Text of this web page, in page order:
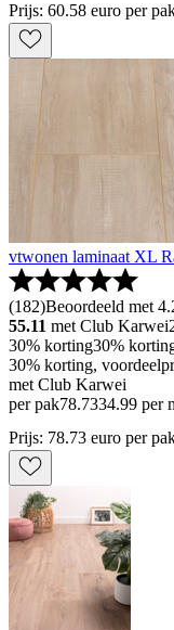
Prijs: 60.58 euro per
vtwonen laminaat XL
(182)Beoordeeld met
55.11 met Club Karwei
30% korting30%
30% korting,
met Club Karwei
per pak78.7334.99 per
Prijs: 78.73 euro per